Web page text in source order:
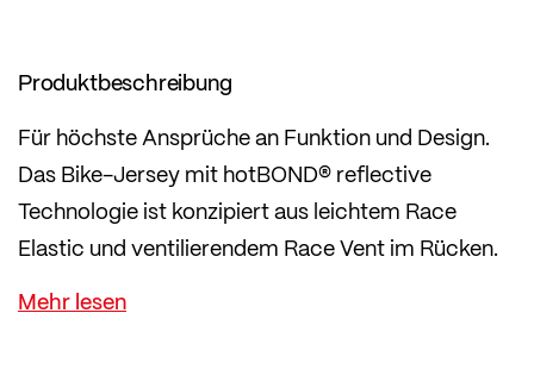
Produktbeschreibung
Für höchste Ansprüche an Funktion und Design.
Das Bike-Jersey mit hotBOND® reflective
Technologie ist konzipiert aus leichtem Race
Elastic und ventilierendem Race Vent im Rücken.
Die verlängerten Open-Cut Airstream-Ärmel und
der Silikonbundabschluss garantieren perfekten